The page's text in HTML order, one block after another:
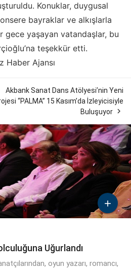
Konuklar, duygusal
bayraklar ve alkışlarla
gece yaşayan vatandaşlar, bu
teşekkür etti.
Haber Ajansı
Akbank Sanat Dans Atölyesi’nin Yeni
“PALMA” 15 Kasım’da İzleyicisiyle
Buluşuyor 

Uğurlandı
oyun yazarı, romancı,